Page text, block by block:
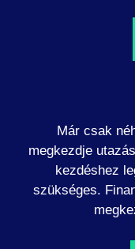
Már csak
megkezdje
kezdéshez
szükséges.